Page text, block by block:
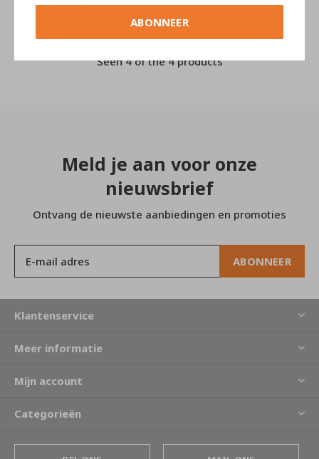
ABONNEER
Oslo handdoek sedum
London handdoek Prunus
€4,05
Seen 4 of the 4 products
Meld je aan voor onze
nieuwsbrief
Ontvang de nieuwste aanbiedingen en promoties
ABONNEER
Klantenservice
Meer informatie
Mijn account
Categorieën